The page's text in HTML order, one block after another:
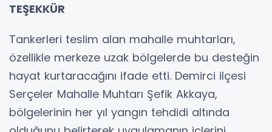
TEŞEKKÜR
Tankerleri teslim alan mahalle muhtarları,
özellikle merkeze uzak bölgelerde bu desteğin
hayat kurtaracağını ifade etti. Demirci ilçesi
Serçeler Mahalle Muhtarı Şefik Akkaya,
bölgelerinin her yıl yangın tehdidi altında